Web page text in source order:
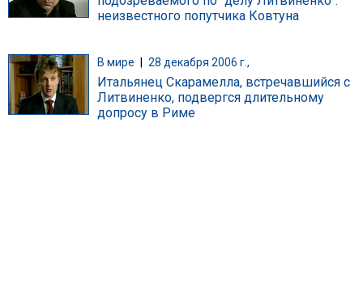
неизвестного попутчика Ковтуна
В мире | 28 декабря 2006 г.,
Итальянец Скарамелла, встречавшийся с
Литвиненко, подвергся длительному
допросу в Риме